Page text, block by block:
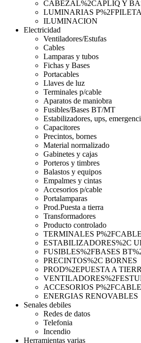
CABEZAL%2CAPLIQ Y
LUMINARIAS P%2FPILETA
ILUMINACION
Electricidad
Ventiladores/Estufas
Cables
Lamparas y tubos
Fichas y Bases
Portacables
Llaves de luz
Terminales p/cable
Aparatos de maniobra
Fusibles/Bases BT/MT
Estabilizadores, ups,
Capacitores
Precintos, bornes
Material normalizado
Gabinetes y cajas
Porteros y timbres
Balastos y equipos
Empalmes y cintas
Accesorios p/cable
Portalamparas
Prod.Puesta a tierra
Transformadores
Producto controlado
TERMINALES P%2FCABLE
ESTABILIZADORES%2C
FUSIBLES%2FBASES
PRECINTOS%2C BORNES
PROD%2EPUESTA A
ACCESORIOS P%2FCABLE
ENERGIAS RENOVABLES
Senales debiles
Redes de datos
Telefonia
Incendio
Herramientas varias